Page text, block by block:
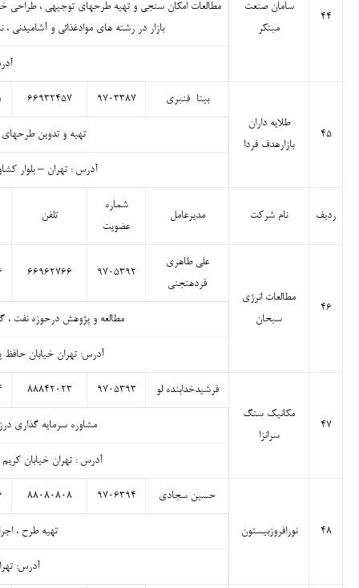
۴۴
سامان صنعت
مبتکر
مطالعات امکان سنجی و تهیه طرحهای توجیهی ، طراحی
بازار در رشته های موادغذائی و
۴۵
طلایه داران
بازارهدف فردا
بیتا قنبری ۹۷۰۳۳۸۷ ۶۶۹۳۲۴۵۷
تهیه و تدوین
آدرس : تهران – بلوار کشاورز
ردیف نام شرکت مدیرعامل
شماره
عضویت
تلفن
۴۶
مطالعات انرژی
سبحان
علی طاهری
فردهنجنی
۹۷۰۵۳۹۲ ۶۶۹۶۲۷۶۶
مطالعه و پژوهش درحوزه نفت ،
آدرس: تهران خیابان حافظ پایین
۴۷
مکانیک سنگ
سرانزا
فرشیدخدابنده لو ۹۷۰۵۳۹۳ ۸۸۸۴۲۰۲۳
مشاوره سرمایه گذاری
آدرس : تهران خیابان کریم خان
۴۸ نورافروزبیستون
حسین سجادی ۹۷۰۶۳۹۴ ۸۸۰۸۰۸۰۸
تهیه طرح ،
آدرس: